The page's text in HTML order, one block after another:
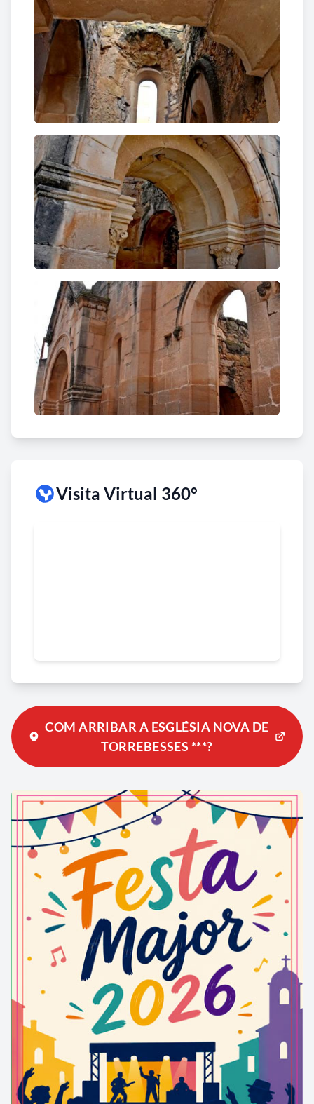
Visita Virtual 360°
COM ARRIBAR A ESGLÉSIA NOVA DE
TORREBESSES ***?